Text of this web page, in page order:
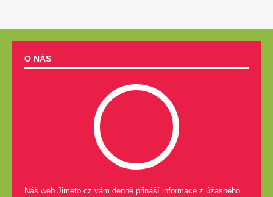
O NÁS
Náš web Jimeto.cz vám denně přináší informace z úžasného